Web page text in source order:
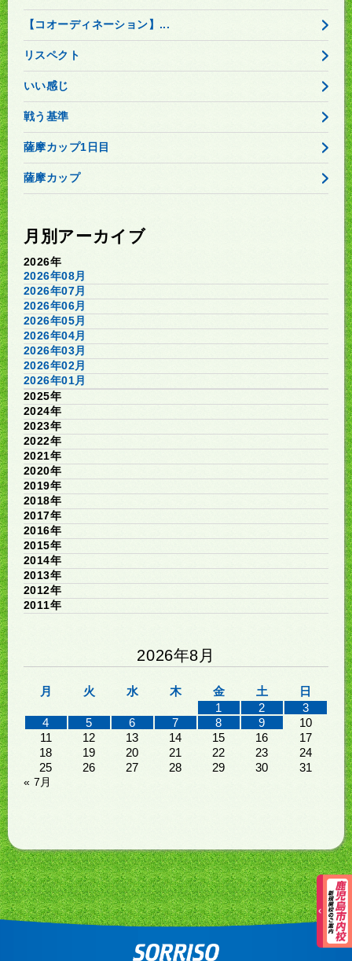
【コオーディネーション】...
リスペクト
いい感じ
戦う基準
薩摩カップ1日目
薩摩カップ
月別アーカイブ
2026年
2026年08月
2026年07月
2026年06月
2026年05月
2026年04月
2026年03月
2026年02月
2026年01月
2025年
2024年
2023年
2022年
2021年
2020年
2019年
2018年
2017年
2016年
2015年
2014年
2013年
2012年
2011年
2026年8月
月 火 水 木 金 土
日
1
2
3
4
5 6 7 8 9
10
11
12 13 14 15 16
17
18
19 20 21 22 23
24
25
26 27 28 29 30 31
« 7月